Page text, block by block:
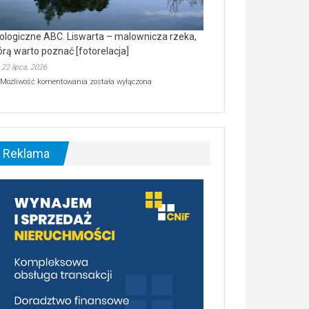
ABC. Liswarta – malownicza rzeka,
warto poznać [fotorelacja]
22 lipca, 2026
Możliwość komentowania Ekologiczne
–
malownicza
[fotorelacja]
została wyłączona
Reklama